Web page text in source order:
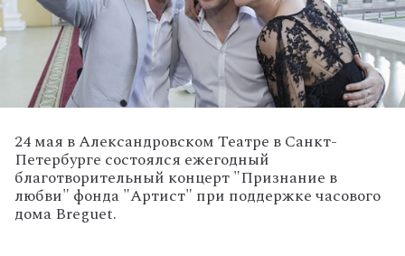
24 мая в Александровском Театре в Санкт-
Петербурге состоялся ежегодный
благотворительный концерт "Признание в
любви" фонда "Артист" при поддержке часового
дома Breguet.